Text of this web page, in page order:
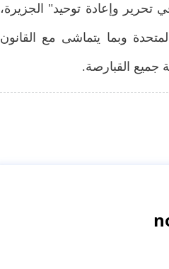
تحرير وإعادة توحيد" الجزيرة،
وبما يتماشى مع القانون
جميع القبارصة.